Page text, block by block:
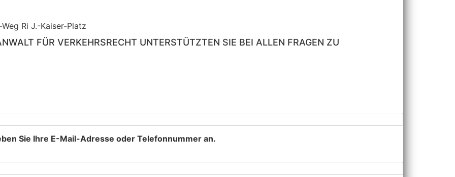
Ri J.-Kaiser-Platz
FÜR VERKEHRSRECHT UNTERSTÜTZTEN SIE BEI ALLEN FRAGEN ZU
Sie Ihre E-Mail-Adresse oder Telefonnummer an.